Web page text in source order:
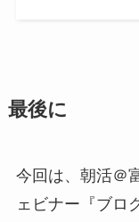
最後に
今回は、朝活＠
ェビナー『ブロ